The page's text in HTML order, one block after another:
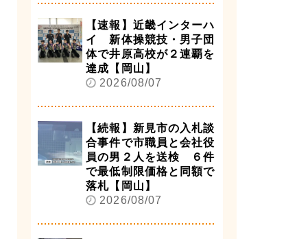
【速報】近畿インターハ
イ 新体操競技・男子団
体で井原高校が２連覇を
達成【岡山】
2026/08/07
【続報】新見市の入札談
合事件で市職員と会社役
員の男２人を送検 ６件
で最低制限価格と同額で
落札【岡山】
2026/08/07